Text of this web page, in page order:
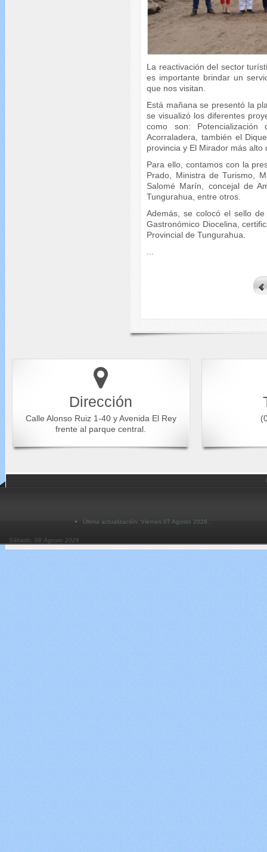
La reactivación del sector
es importante brindar un
que nos visitan.
Está mañana se presentó la
se visualizó los diferentes
como son:
Acorraladera, también el
provincia y El Mirador más alto
Para ello, contamos con la
Prado, Ministra de Turismo,
Salomé Marín, concejal de
Tungurahua, entre otros.
Además, se colocó el sello
Gastronómico Diocelina,
Provincial de Tungurahua.
...
Dirección
Calle Alonso Ruiz 1-40 y Avenida El Rey
frente al parque central.
Última actualización: Viernes 07 Agosto 2026.
Sábado, 08 Agosto 2026